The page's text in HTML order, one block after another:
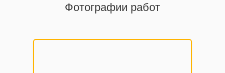
Фотографии работ